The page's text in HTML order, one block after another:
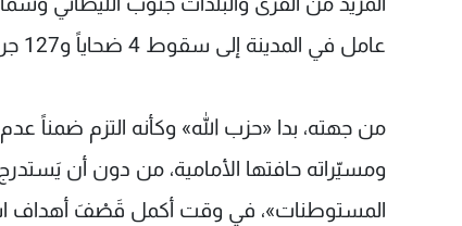
عامل في المدينة إلى سقوط 4 ضحاياً و127 جريحا بينهم 39 من الطاقم الطبي والتمريضي والإداري فيها.
من جهته، بدا «حزب الله» وكأنه التزم
ومسيّراته حافتها الأمامية، من دون أن
المستوطنات»، في وقت أكمل قَصْفَ أهداف